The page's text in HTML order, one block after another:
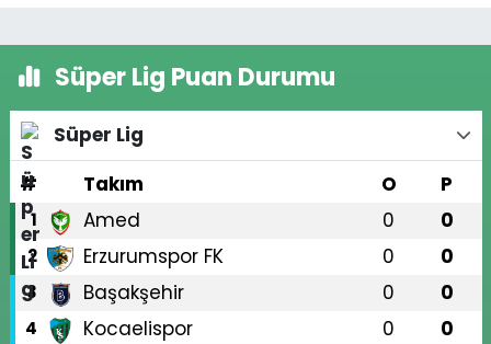
Süper Lig Puan Durumu
Süper Lig
#
Takım O P
1 Amed 0 0
2 Erzurumspor FK 0 0
3 Başakşehir 0 0
4 Kocaelispor 0 0